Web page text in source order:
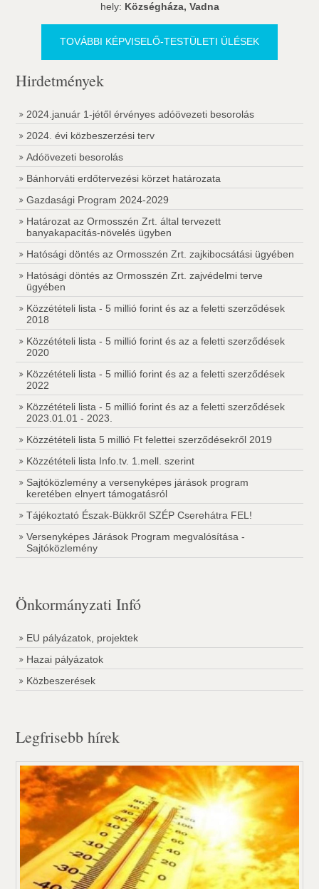
hely: Községháza, Vadna
TOVÁBBI KÉPVISELŐ-TESTÜLETI ÜLÉSEK
Hirdetmények
2024.január 1-jétől érvényes adóövezeti besorolás
2024. évi közbeszerzési terv
Adóövezeti besorolás
Bánhorváti erdőtervezési körzet határozata
Gazdasági Program 2024-2029
Határozat az Ormosszén Zrt. által tervezett
banyakapacitás-növelés ügyben
Hatósági döntés az Ormosszén Zrt. zajkibocsátási ügyében
Hatósági döntés az Ormosszén Zrt. zajvédelmi terve
ügyében
Közzétételi lista - 5 millió forint és az a feletti szerződések
2018
Közzétételi lista - 5 millió forint és az a feletti szerződések
2020
Közzétételi lista - 5 millió forint és az a feletti szerződések
2022
Közzétételi lista - 5 millió forint és az a feletti szerződések
2023.01.01 - 2023.
Közzétételi lista 5 millió Ft felettei szerződésekről 2019
Közzétételi lista Info.tv. 1.mell. szerint
Sajtóközlemény a versenyképes járások program
keretében elnyert támogatásról
Tájékoztató Észak-Bükkről SZÉP Cserehátra FEL!
Versenyképes Járások Program megvalósítása -
Sajtóközlemény
Önkormányzati Infó
EU pályázatok, projektek
Hazai pályázatok
Közbeszerések
Legfrisebb hírek